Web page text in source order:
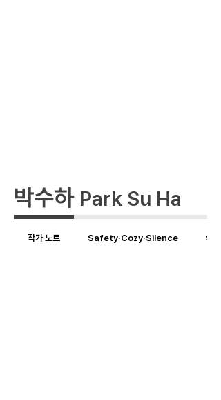
박수하 Park Su Ha
작가 노트 Safety·Cozy·Silence